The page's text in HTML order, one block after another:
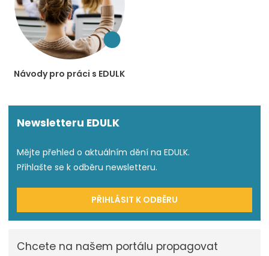
Návody pro práci s EDULK
Newsletteru EDULK
Mějte přehled o aktuálním dění na EDULK.
Přihlašte se k odběru newsletteru.
PŘIHLÁSIT K ODBĚRU
Chcete na našem portálu propagovat